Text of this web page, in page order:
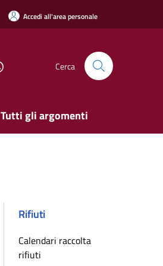
Accedi all'area personale
Cerca
Tutti gli argomenti
Rifiuti
Calendari raccolta
rifiuti